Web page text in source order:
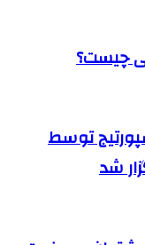
چیست؟
توسط
شد